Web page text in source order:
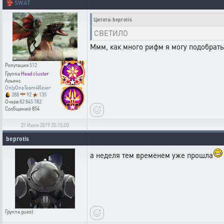
👺 SWAT
Репутация 512
Группа Head cluster
Альянс
OnlyOneTeam4Rever
288
92
135
Очков82 845 782
Сообщений 854
Цитата: beprotis
СВЕТИЛО
Ммм, как много рифм я могу
21 Июля 2019 20:15:03
beprotis
Группаguest
а неделя тем временем уже прошла